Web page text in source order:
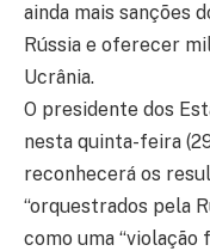
ainda mais sanções
Rússia e oferecer
Ucrânia.
O presidente dos
nesta quinta-feira
reconhecerá os
“orquestrados pela
como uma